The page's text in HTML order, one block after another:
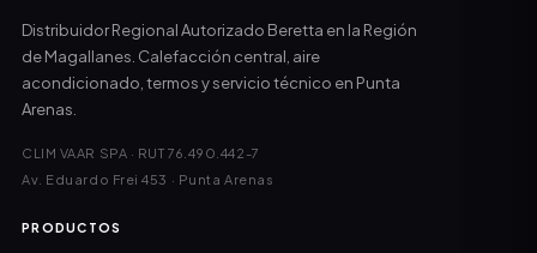
Distribuidor Regional Autorizado Beretta en la Región
de Magallanes. Calefacción central, aire
acondicionado, termos y servicio técnico en Punta
Arenas.
CLIM VAAR SPA · RUT 76.490.442-7
Av. Eduardo Frei 453 · Punta Arenas
PRODUCTOS